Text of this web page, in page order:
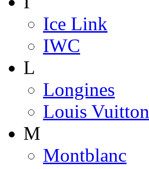
Ice Link
IWC
L
Longines
Louis Vuitton
M
Montblanc